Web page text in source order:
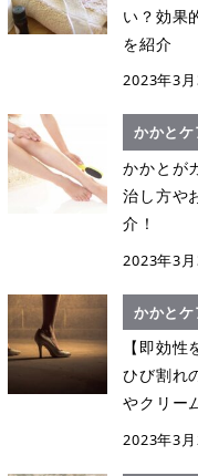
い？効果
を紹介
2023年3月
かかとケ
かかとが
治し方や
介！
2023年3
かかとケ
【即効
ひび割れ
やクリー
2023年3月